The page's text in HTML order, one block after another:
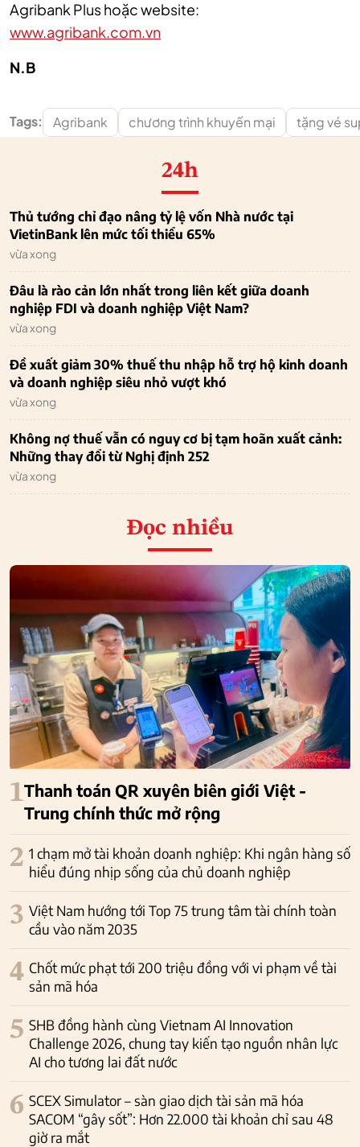
Agribank Plus hoặc website:
www.agribank.com.vn
N.B
Tags: Agribank chương trình khuyến mại tặng vé
24h
Thủ tướng chỉ đạo nâng tỷ lệ vốn Nhà nước tại
VietinBank lên mức tối thiểu 65%
vừa xong
Đâu là rào cản lớn nhất trong liên kết giữa doanh
nghiệp FDI và doanh nghiệp Việt Nam?
vừa xong
Đề xuất giảm 30% thuế thu nhập hỗ trợ hộ kinh doanh
và doanh nghiệp siêu nhỏ vượt khó
vừa xong
Không nợ thuế vẫn có nguy cơ bị tạm hoãn xuất cảnh:
Những thay đổi từ Nghị định 252
vừa xong
Đọc nhiều
1Thanh toán QR xuyên biên giới Việt -
Trung chính thức mở rộng
2 1 chạm mở tài khoản doanh nghiệp: Khi ngân hàng số
hiểu đúng nhịp sống của chủ doanh nghiệp
3 Việt Nam hướng tới Top 75 trung tâm tài chính toàn
cầu vào năm 2035
4 Chốt mức phạt tới 200 triệu đồng với vi phạm về tài
sản mã hóa
5 SHB đồng hành cùng Vietnam AI Innovation
Challenge 2026, chung tay kiến tạo nguồn nhân lực
AI cho tương lai đất nước
6 SCEX Simulator – sàn giao dịch tài sản mã hóa
SACOM “gây sốt”: Hơn 22.000 tài khoản chỉ sau 48
giờ ra mắt